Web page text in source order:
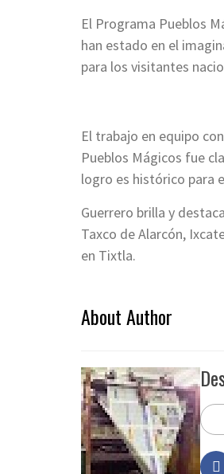
El Programa Pueblos
han estado en el
para los visitantes
El trabajo en equipo
Pueblos Mágicos fue
logro es histórico para
Guerrero brilla y
Taxco de Alarcón,
en Tixtla.
About Author